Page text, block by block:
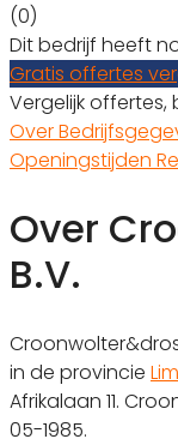
(0)
Dit bedrijf heeft
Gratis offertes
Vergelijk
Over
Openingstijden
Over
B.V.
in de provincie
Afrikalaan 11.
05-1985.